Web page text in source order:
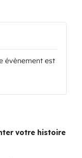
évènement est
votre histoire